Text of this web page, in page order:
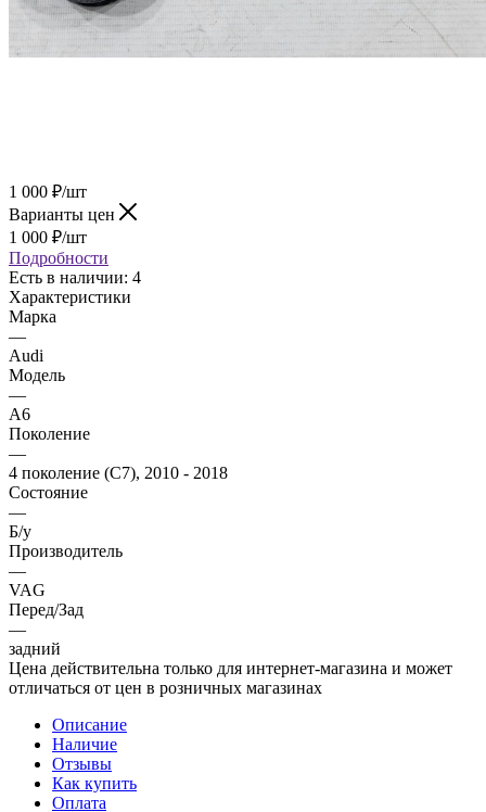
1 000 ₽/шт
Варианты цен
1 000 ₽/шт
Подробности
Есть в наличии: 4
Характеристики
Марка
—
Audi
Модель
—
A6
Поколение
—
4 поколение (C7), 2010 - 2018
Состояние
—
Б/у
Производитель
—
VAG
Перед/Зад
—
задний
Цена действительна только для интернет-магазина и может
отличаться от цен в розничных магазинах
Описание
Наличие
Отзывы
Как купить
Оплата